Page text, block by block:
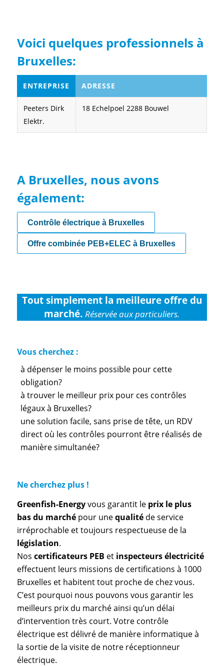
Voici quelques professionnels à
Bruxelles:
ENTREPRISE ADRESSE
Peeters Dirk
Elektr.
18 Echelpoel 2288 Bouwel
A Bruxelles, nous avons
également:
Contrôle électrique à Bruxelles
Offre combinée PEB+ELEC à Bruxelles
Tout simplement la meilleure offre du
marché.Réservée aux particuliers.
Vous cherchez :
à dépenser le moins possible pour cette
obligation?
à trouver le meilleur prix pour ces contrôles
légaux à Bruxelles?
une solution facile, sans prise de tête, un RDV
direct où les contrôles pourront être réalisés de
manière simultanée?
Ne cherchez plus !
Greenfish-Energyvous garantit le prix le plus
bas du marchépour unequalitéde service
irréprochable et toujours respectueuse de la
législation.
Nos certificateurs PEB et inspecteurs électricité
effectuent leurs missions de certifications à 1000
Bruxelles et habitent tout proche de chez vous.
C’est pourquoi nous pouvons vous garantir les
meilleurs prix du marché ainsi qu’un délai
d’intervention très court. Votre contrôle
électrique est délivré de manière informatique à
la sortie de la visite de notre réceptionneur
électrique.